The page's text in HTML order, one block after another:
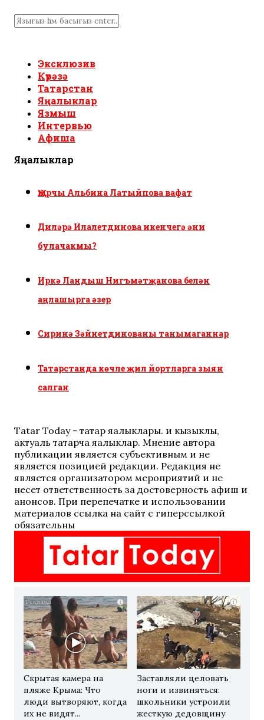
Эксклюзив
Күрәзә
Татарстан
Яңалыклар
Язмыш
Интервью
Афиша
Яңалыклар
Җырчы Альбина Латыйпова вафат
Диләрә Илалетдинова икенчегә әни
булачакмы?
Иркә Ландыш Нигъмәтҗанова белән
аңлашырга әзер
Сиринә Зәйнетдинованы танымаганнар
Татарстанда көчле җил йортларга зыян
салган
Tatar Today - татар яңалыклары. иң кызыклы,
актуаль татарча яңалыклар. Мнение автора
публикации является субъективным и не
является позицией редакции. Редакция не
является организатором мероприятий и не
несет ответственность за достоверность афиш и
анонсов. При перепечатке и использовании
материалов ссылка на сайт с гиперссылкой
обязательны
i
Скрытая камера на
пляже Крыма: Что
люди вытворяют, когда
их не видят...
i
Заставляли целовать
ноги и извиняться:
школьники устроили
жесткую дедовщину